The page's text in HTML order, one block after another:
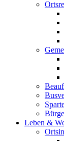
Leben &